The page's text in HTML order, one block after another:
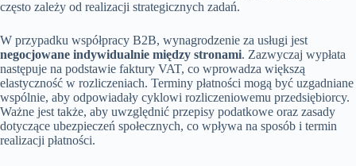
często zależy od realizacji strategicznych zadań.
W przypadku współpracy B2B, wynagrodzenie za usługi jest
negocjowane indywidualnie między stronami. Zazwyczaj wypłata
następuje na podstawie faktury VAT, co wprowadza większą
elastyczność w rozliczeniach. Terminy płatności mogą być uzgadniane
wspólnie, aby odpowiadały cyklowi rozliczeniowemu przedsiębiorcy.
Ważne jest także, aby uwzględnić przepisy podatkowe oraz zasady
dotyczące ubezpieczeń społecznych, co wpływa na sposób i termin
realizacji płatności.